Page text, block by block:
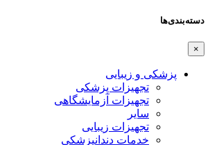
دسته‌بندی‌ها
×
پزشکی و زیبایی
تجهیزات پزشکی
تجهیزات آزمایشگاهی
سایر
تجهیزات زیبایی
خدمات دندانپزشکی